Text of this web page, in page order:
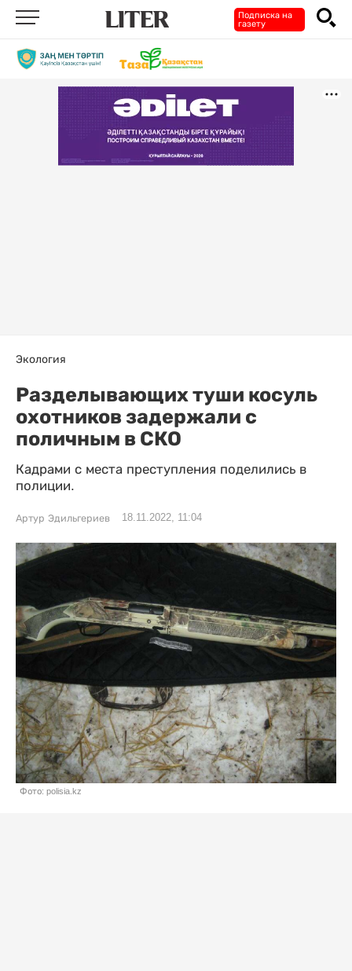
Подписка на
газету
Экология
Разделывающих туши косуль
охотников задержали с
поличным в СКО
Кадрами с места преступления поделились в
полиции.
Артур Эдильгериев 18.11.2022, 11:04
Фото: polisia.kz